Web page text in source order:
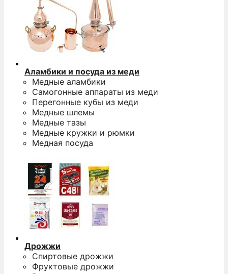
Аламбики и посуда из меди
Медные аламбики
Самогонные аппараты из меди
Перегонные кубы из меди
Медные шлемы
Медные тазы
Медные кружки и рюмки
Медная посуда
Дрожжи
Спиртовые дрожжи
Фруктовые дрожжи